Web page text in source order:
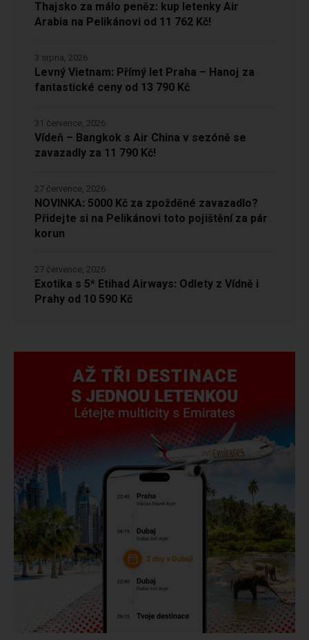
Thajsko za málo peněz: kup letenky Air
Arabia na Pelikánovi od 11 762 Kč!
Levný Vietnam: Přímý let Praha – Hanoj za
fantastické ceny od 13 790 Kč
3 srpna, 2026
Vídeň – Bangkok s Air China v sezóně se
zavazadly za 11 790 Kč!
31 července, 2026
NOVINKA: 5000 Kč za zpožděné zavazadlo?
Přidejte si na Pelikánovi toto pojištění za pár
korun
27 července, 2026
Exotika s 5* Etihad Airways: Odlety z Vídně i
Prahy od 10 590 Kč
27 července, 2026